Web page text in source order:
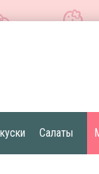
Салаты